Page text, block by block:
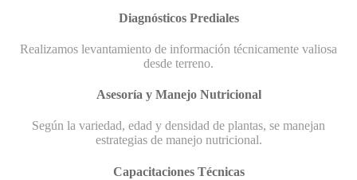
Diagnósticos Prediales
Realizamos levantamiento de información técnicamente valiosa
desde terreno.
Asesoría y Manejo Nutricional
Según la variedad, edad y densidad de plantas, se manejan
estrategias de manejo nutricional.
Capacitaciones Técnicas